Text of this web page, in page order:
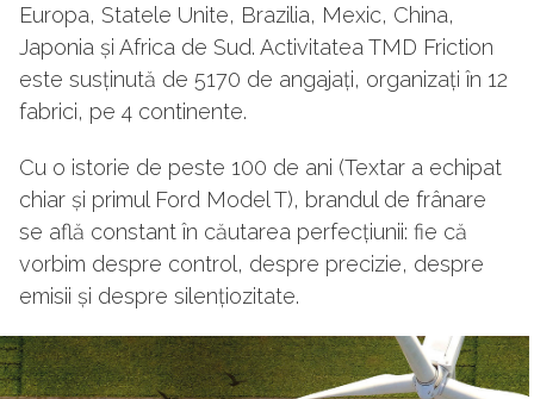
Europa, Statele Unite, Brazilia, Mexic, China,
Japonia și Africa de Sud. Activitatea TMD Friction
este susținută de 5170 de angajați, organizați în 12
fabrici, pe 4 continente.
Cu o istorie de peste 100 de ani (Textar a echipat
chiar și primul Ford Model T), brandul de frânare
se află constant în căutarea perfecțiunii: fie că
vorbim despre control, despre precizie, despre
emisii și despre silențiozitate.